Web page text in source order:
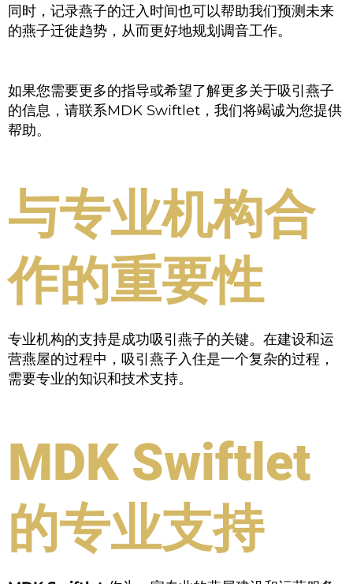
同时，记录燕子的迁入时间也可以帮助我们预测未来
的燕子迁徙趋势，从而更好地规划调音工作。
如果您需要更多的指导或希望了解更多关于吸引燕子
的信息，请联系MDK Swiftlet，我们将竭诚为您提供
帮助。
与专业机构合
作的重要性
专业机构的支持是成功吸引燕子的关键。在建设和运
营燕屋的过程中，吸引燕子入住是一个复杂的过程，
需要专业的知识和技术支持。
MDK Swiftlet
的专业支持